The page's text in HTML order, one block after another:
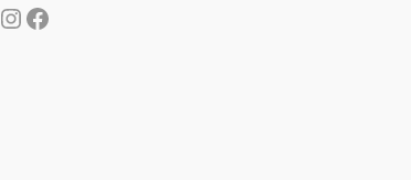
Instagram
Facebook